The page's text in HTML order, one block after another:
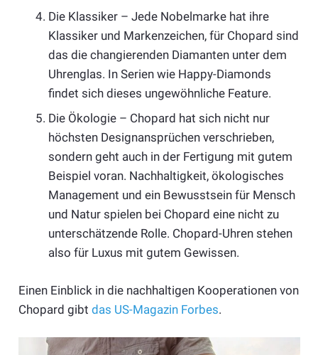
Die Klassiker – Jede Nobelmarke hat ihre
Klassiker und Markenzeichen, für Chopard sind
das die changierenden Diamanten unter dem
Uhrenglas. In Serien wie Happy-Diamonds
findet sich dieses ungewöhnliche Feature.
Die Ökologie – Chopard hat sich nicht nur
höchsten Designansprüchen verschrieben,
sondern geht auch in der Fertigung mit gutem
Beispiel voran. Nachhaltigkeit, ökologisches
Management und ein Bewusstsein für Mensch
und Natur spielen bei Chopard eine nicht zu
unterschätzende Rolle. Chopard-Uhren stehen
also für Luxus mit gutem Gewissen.
Einen Einblick in die nachhaltigen Kooperationen von
Chopard gibt das US-Magazin Forbes.